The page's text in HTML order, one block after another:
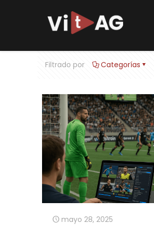
Filtrado por Categorías
mayo 28, 2025